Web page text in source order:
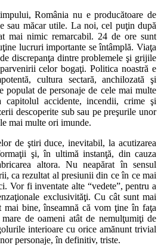
România nu e producătoare de
sau măcar utile. La noi, cel puţin după
mai nimic remarcabil. 24 de ore sunt
lucruri importante se întâmplă. Viaţa
discrepanţa dintre problemele şi grijile
celor bogaţi. Politica noastră e
cultura sectară, anchilozată şi
populat de personaje de cele mai multe
accidente, incendii, crime şi
descoperite sub sau pe preşurile unor
mai multe ori imunde.
de ştiri duce, inevitabil, la acutizarea
şi, în ultimă instanţă, din cauza
altora. Nu neapărat în sensul
ca rezultat al presiunii din ce în ce mai
Vor fi inventate alte “vedete”, pentru a
exclusivităţi. Cu cât sunt mai
mai bine, înseamnă că vom ţine în faţa
de oameni atât de nemulţumiţi de
interioare cu orice amănunt trivial
personaje, în definitiv, triste.